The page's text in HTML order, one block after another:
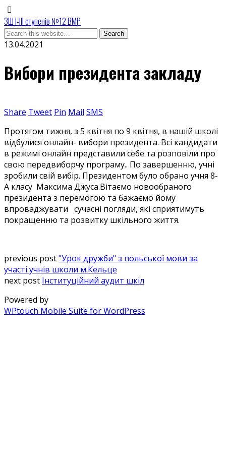
ЗШ І-ІІІ ступенів №12 ВМР
13.04.2021
Вибори президента закладу
Share Tweet Pin Mail SMS
Протягом тижня, з 5 квітня по 9 квітня, в нашій школі
відбулися онлайн- вибори президента. Всі кандидати
в режимі онлайн представили себе та розповіли про
свою передвиборчу програму.. По завершенню, учні
зробили свій вибір. Президентом було обрано учня 8-
А класу Максима Джуса.Вітаємо новообраного
президента з перемогою та бажаємо йому
впроваджувати сучасні погляди, які сприятимуть
покращенню та розвитку шкільного життя.
previous post"Урок дружби" з польської мови за
участі учнів школи м.Кельце
next post Інституційний аудит шкіл
Powered by
WPtouch Mobile Suite for WordPress